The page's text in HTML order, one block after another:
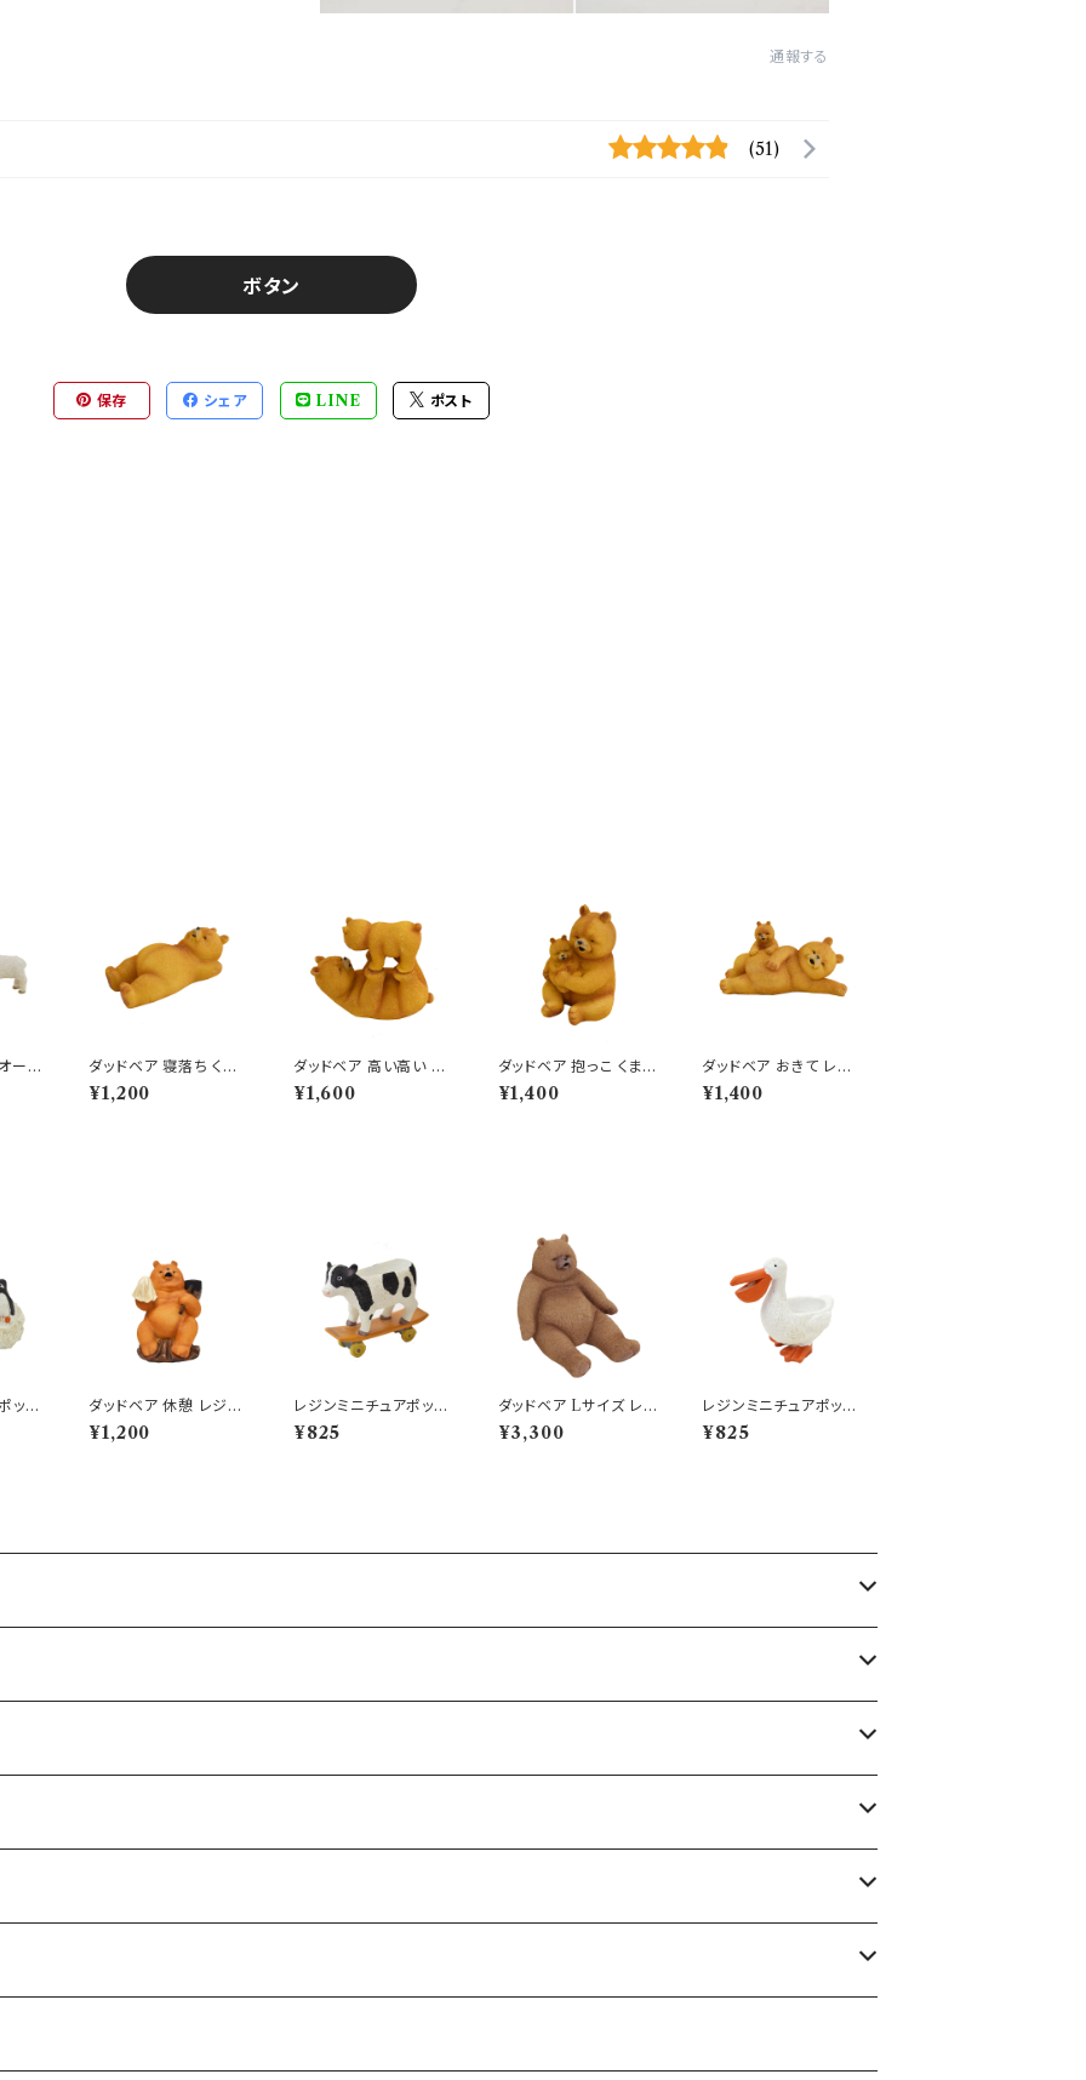
通報する
(51)
ボタン
保存 シェア LINE ポスト
ーナ
ダッドベア 寝落ち くま
レジン オブジェ クマ 置
物 熊
¥1,200
ダッドベア 高い高い く
ま レジン オブジェ クマ
置物 熊
¥1,600
ダッドベア 抱っこ くま
レジン オブジェ クマ 置
物 熊
¥1,400
ダッドベア おきて レジ
ン オブジェ クマ 置物
熊
¥1,400
ット
ダッドベア 休憩 レジン
オブジェ クマ 置物 くま
熊
¥1,200
レジンミニチュアポット
うし 牛 ウシ ミニ鉢 プラ
ンター
¥825
ダッドベア Lサイズ レ
ジン ガーデン オブジェ
クマ くま 熊 可愛い
¥3,300
レジンミニチュアポット
ペリカン バードポット
ミニ鉢 多肉
¥825